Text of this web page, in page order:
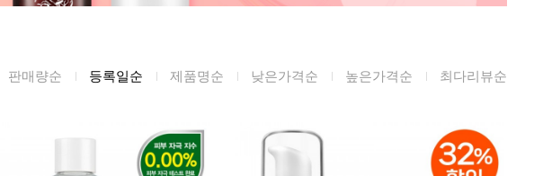
판매량순 등록일순 제품명순 낮은가격순 높은가격순 최다리뷰순